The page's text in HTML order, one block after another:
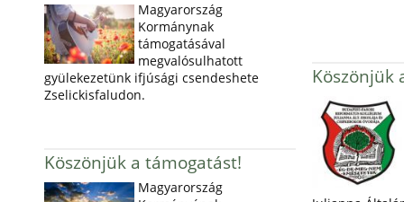
Magyarország
Kormánynak
támogatásával
megvalósulhatott
gyülekezetünk ifjúsági csendeshete
Zselickisfaludon.
Köszönjük
Köszönjük a támogatást!
Magyarország